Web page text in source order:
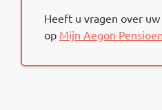
Heeft u vragen over
op Mijn Aegon